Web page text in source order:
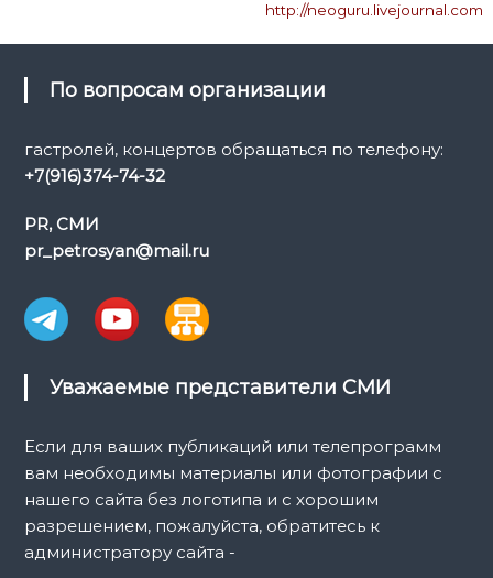
http://neoguru.livejournal.com
По вопросам организации
гастролей, концертов обращаться по телефону:
+7(916)374-74-32
PR, СМИ
pr_petrosyan@mail.ru
Уважаемые представители СМИ
Если для ваших публикаций или телепрограмм
вам необходимы материалы или фотографии с
нашего сайта без логотипа и с хорошим
разрешением, пожалуйста, обратитесь к
администратору сайта -